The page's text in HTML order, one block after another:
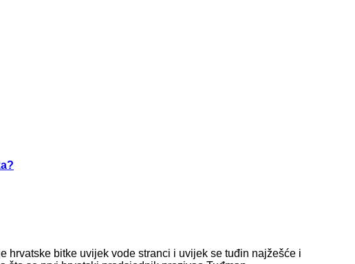
bitke uvijek vode stranci i uvijek se tuđin najžešće i